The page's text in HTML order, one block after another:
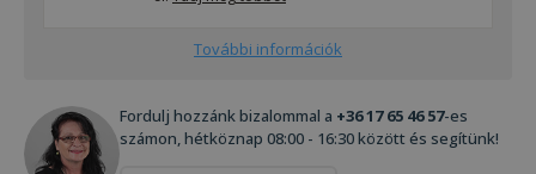
További információk
Fordulj hozzánk bizalommal a +36 17 65 46 57-es
számon, hétköznap 08:00 - 16:30 között és segítünk!